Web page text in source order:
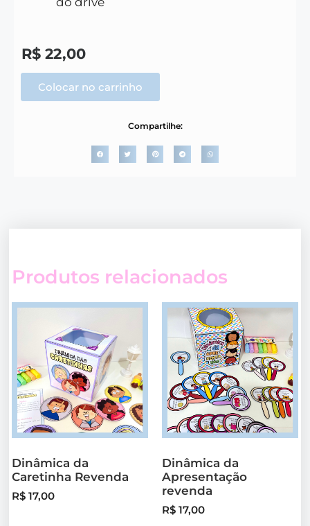
R$ 22,00
Colocar no carrinho
Compartilhe:
Produtos relacionados
Dinâmica da
Caretinha Revenda
R$ 17,00
Dinâmica da
Apresentação
revenda
R$ 17,00